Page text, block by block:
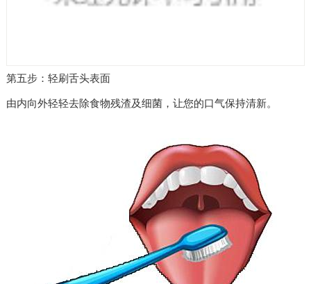
第五步：轻刷舌头表面
由内向外轻轻去除食物残渣及细菌，让您的口气保持清新。